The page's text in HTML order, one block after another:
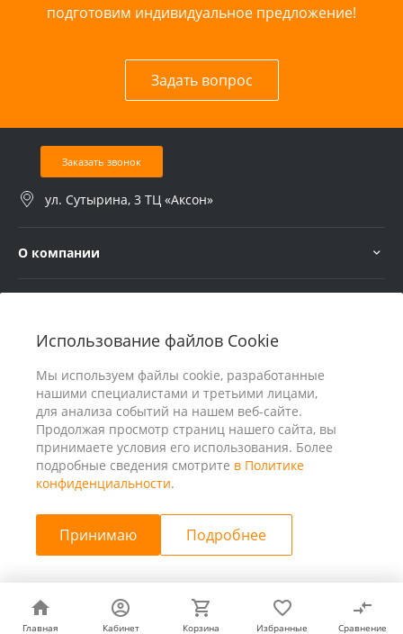
Использование файлов Cookie
Мы используем файлы cookie, разработанные
нашими специалистами и третьими лицами,
для анализа событий на нашем веб-сайте.
Продолжая просмотр страниц нашего сайта, вы
принимаете условия его использования. Более
подробные сведения смотрите в Политике
конфиденциальности.
Принимаю Подробнее
Главная Кабинет Корзина Избранные Сравнение
Главная Кабинет Корзина Избранные Сравнение
подготовим индивидуальное предложение!
Задать вопрос
Заказать звонок
ул. Сутырина, 3 ТЦ «Аксон»
О компании
© 2026 ООО «25 Киловатт» ИНН 4401188290, Все права
защищены